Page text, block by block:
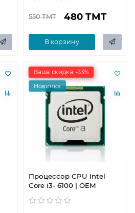
550 ТМТ 480 ТМТ
В корзину
Ваша скидка: -33%
Новинка
Процессор CPU Intel
Core i3- 6100 | OEM